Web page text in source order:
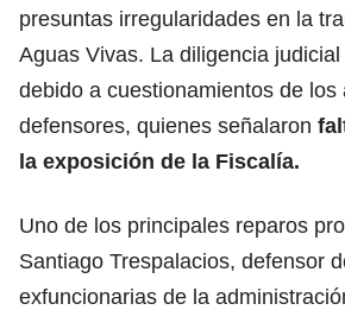
presuntas irregularidades en la
Aguas Vivas. La diligencia
debido a cuestionamientos de los
defensores, quienes señalaron
la exposición de la Fiscalía.
Uno de los principales reparos
Santiago Trespalacios, defensor
exfuncionarias de la